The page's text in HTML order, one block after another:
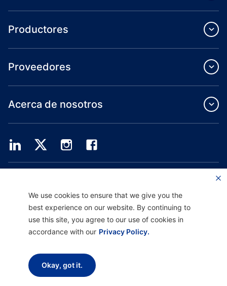
Productores
Proveedores
Acerca de nosotros
Providence Health Assurance es un HMO, HMO-POS y HMO SNP con contratos
depende de la renovación del contrato.
Aviso sobre prácticas de privacidad |
Copyright © 2026 Providence Health Plan, Providence Plan Partners y
We use cookies to ensure that we give you the
best experience on our website. By continuing to
use this site, you agree to our use of cookies in
accordance with our Privacy Policy.
Okay, got it.